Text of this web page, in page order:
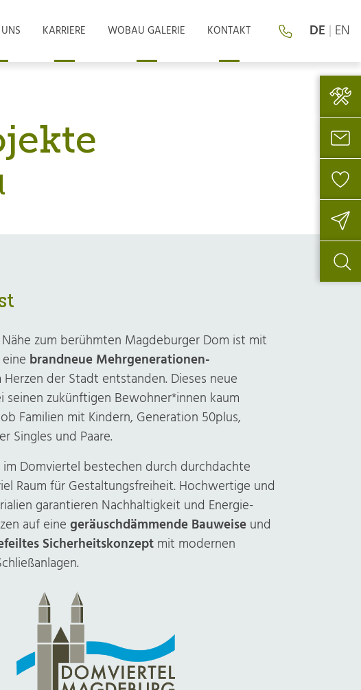
KARRIERE WOBAU GALERIE KONTAKT DE | EN
zum berühmten Magdeburger Dom ist mit
brandneue Mehr­gene­rationen-
Herzen der Stadt entstanden. Dieses neue
seinen zukünftigen Bewohner*innen kaum
Familien mit Kindern, Generation 50plus,
Singles und Paare.
Domviertel bestechen durch durch­dachte
Raum für Gestaltungs­freiheit. Hochwertige und
garan­tieren Nach­haltig­keit und Energie­
auf eine geräusch­dämmende Bauweise und
Sicher­heits­konzept mit modernen